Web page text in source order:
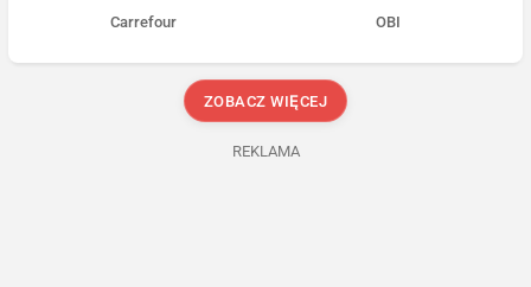
Carrefour OBI
ZOBACZ WIĘCEJ
REKLAMA